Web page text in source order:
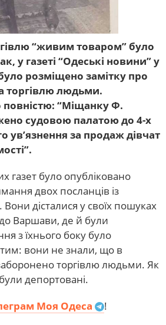
“живим товаром” було
у газеті “Одеські новини” у
розміщено замітку про
торгівлю людьми.
“Міщанку Ф.
судовою палатою до 4-х
ув’язнення за продаж дівчат
газет було опубліковано
двох посланців із
Вони дісталися у своїх пошуках
Варшави, де й були
з їхнього боку було
вони не знали, що в
заборонено торгівлю людьми. Як
депортовані.
Моя Одеса !